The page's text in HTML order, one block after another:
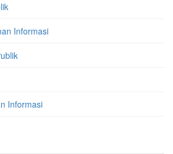
Informasi
Informasi